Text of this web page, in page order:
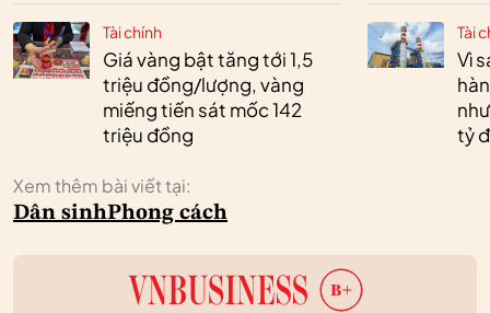
Tài chính
Giá vàng bật tăng tới 1,5
triệu đồng/lượng, vàng
miếng tiến sát mốc 142
triệu đồng
Tài
Vì
tỷ
Xem thêm bài viết tại:
Dân sinhPhong cách